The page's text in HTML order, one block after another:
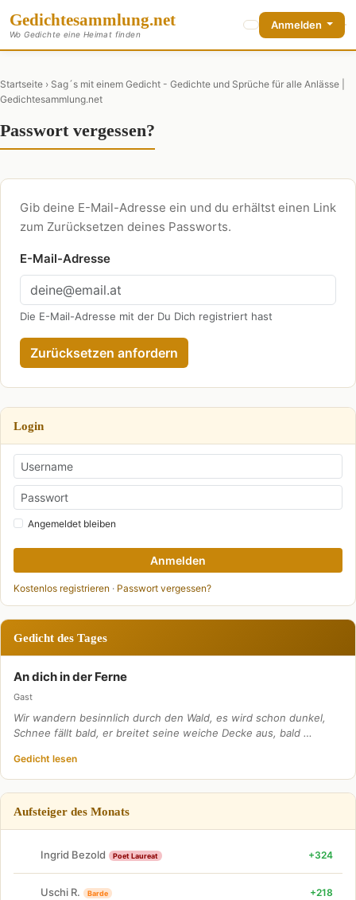
Gedichtesammlung.net
Wo Gedichte eine Heimat finden
Anmelden
Startseite › Sag´s mit einem Gedicht - Gedichte und Sprüche für alle Anlässe |
Gedichtesammlung.net
Passwort vergessen?
Gib deine E-Mail-Adresse ein und du erhältst einen Link
zum Zurücksetzen deines Passworts.
E-Mail-Adresse
Die E-Mail-Adresse mit der Du Dich registriert hast
Zurücksetzen anfordern
Login
Angemeldet bleiben
Anmelden
Kostenlos registrieren · Passwort vergessen?
Gedicht des Tages
An dich in der Ferne
Gast
Wir wandern besinnlich durch den Wald, es wird schon dunkel,
Schnee fällt bald, er breitet seine weiche Decke aus, bald …
Gedicht lesen
Aufsteiger des Monats
Ingrid Bezold Poet Laureat +324
Uschi R. Barde +218